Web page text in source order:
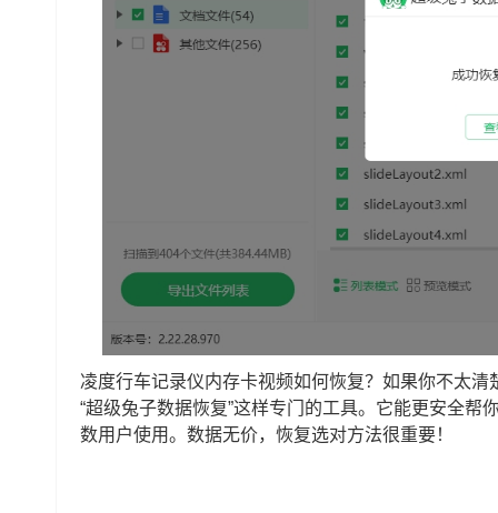
凌度行车记录仪内存卡视频如何恢复？如果你不太
“超级兔子数据恢复”这样专门的工具。它能更安全
数用户使用。数据无价，恢复选对方法很重要！